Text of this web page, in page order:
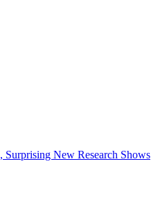
New Research Shows